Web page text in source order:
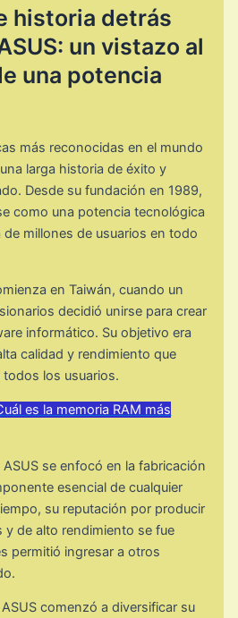
historia detrás
un vistazo al
una potencia
más reconocidas en el mundo
larga historia de éxito y
Desde su fundación en 1989,
como una potencia tecnológica
millones de usuarios en todo
en Taiwán, cuando un
decidió unirse para crear
informático. Su objetivo era
calidad y rendimiento que
los usuarios.
es la memoria RAM más
se enfocó en la fabricación
esencial de cualquier
su reputación por producir
y de alto rendimiento se fue
permitió ingresar a otros
comenzó a diversificar su